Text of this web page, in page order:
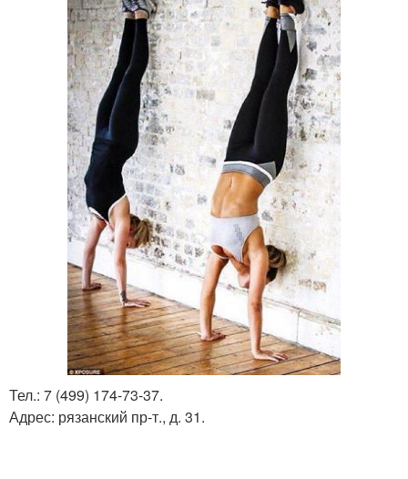
Тел.: 7 (499) 174-73-37.
Адрес: рязанский пр-т., д. 31.